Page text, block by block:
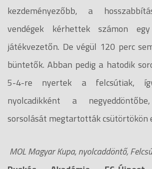
kezdeményezőbb, a
vendégek kérhettek számon
játékvezetőn. De végül 120 perc
büntetők. Abban pedig a hatodik
5-4-re nyertek a felcsútiak,
nyolcadikként a
sorsolását megtartották csütörtökön
MOL Magyar Kupa, nyolcaddöntő,